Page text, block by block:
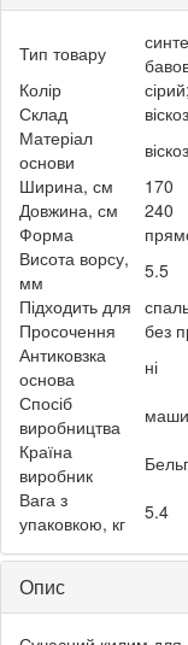
Тип товару
Колір
Склад
Матеріал
основи
Ширина, см
170
Довжина, см
240
Форма
Висота ворсу,
мм
5.5
Підходить для
Просочення
без
Антиковзка
основа
ні
Спосіб
виробництва
Країна
виробник
Вага з
упаковкою, кг
5.4
Опис